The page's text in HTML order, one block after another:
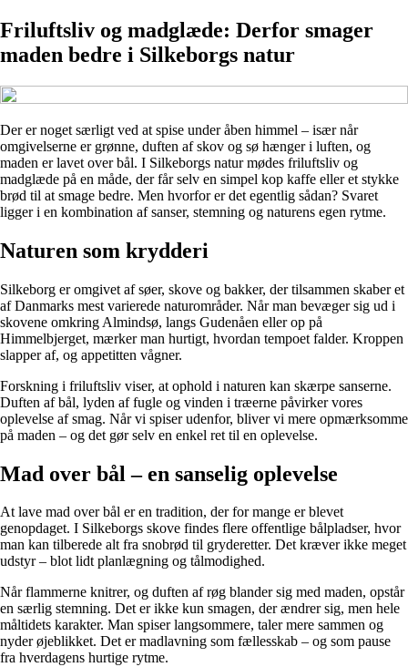
Friluftsliv og madglæde: Derfor smager
maden bedre i Silkeborgs natur
Der er noget særligt ved at spise under åben himmel – især når
omgivelserne er grønne, duften af skov og sø hænger i luften, og
maden er lavet over bål. I Silkeborgs natur mødes friluftsliv og
madglæde på en måde, der får selv en simpel kop kaffe eller et stykke
brød til at smage bedre. Men hvorfor er det egentlig sådan? Svaret
ligger i en kombination af sanser, stemning og naturens egen rytme.
Naturen som krydderi
Silkeborg er omgivet af søer, skove og bakker, der tilsammen skaber et
af Danmarks mest varierede naturområder. Når man bevæger sig ud i
skovene omkring Almindsø, langs Gudenåen eller op på
Himmelbjerget, mærker man hurtigt, hvordan tempoet falder. Kroppen
slapper af, og appetitten vågner.
Forskning i friluftsliv viser, at ophold i naturen kan skærpe sanserne.
Duften af bål, lyden af fugle og vinden i træerne påvirker vores
oplevelse af smag. Når vi spiser udenfor, bliver vi mere opmærksomme
på maden – og det gør selv en enkel ret til en oplevelse.
Mad over bål – en sanselig oplevelse
At lave mad over bål er en tradition, der for mange er blevet
genopdaget. I Silkeborgs skove findes flere offentlige bålpladser, hvor
man kan tilberede alt fra snobrød til gryderetter. Det kræver ikke meget
udstyr – blot lidt planlægning og tålmodighed.
Når flammerne knitrer, og duften af røg blander sig med maden, opstår
en særlig stemning. Det er ikke kun smagen, der ændrer sig, men hele
måltidets karakter. Man spiser langsommere, taler mere sammen og
nyder øjeblikket. Det er madlavning som fællesskab – og som pause
fra hverdagens hurtige rytme.